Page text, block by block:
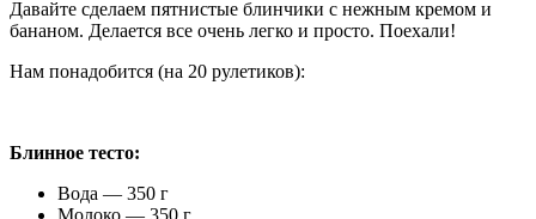
Давайте сделаем пятнистые блинчики с нежным кремом и
бананом. Делается все очень легко и просто. Поехали!
Нам понадобится (на 20 рулетиков):
Блинное тесто:
Вода — 350 г
Молоко — 350 г